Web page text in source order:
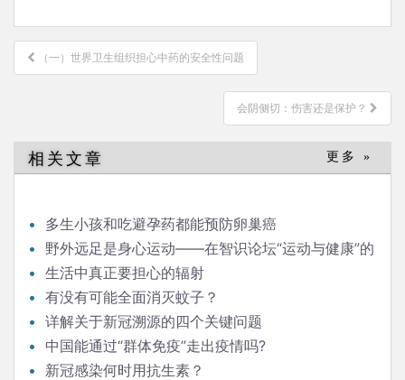
文
章
（一）世界卫生组织担心中药的安全性问题
会阴侧切：伤害还是保护？
相关文章 更多 »
多生小孩和吃避孕药都能预防卵巢癌
野外远足是身心运动——在智识论坛“运动与健康”的
发言生活中真正要担心的辐射
有没有可能全面消灭蚊子？
详解关于新冠溯源的四个关键问题
中国能通过“群体免疫”走出疫情吗?
新冠感染何时用抗生素？